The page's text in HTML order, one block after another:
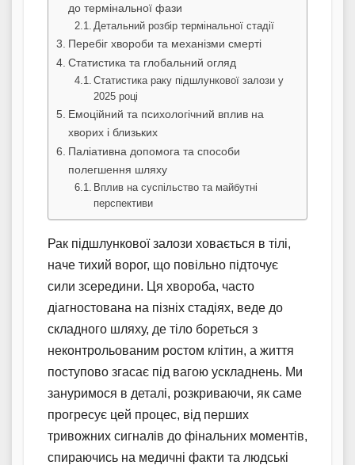
до термінальної фази
Детальний розбір термінальної стадії
Перебіг хвороби та механізми смерті
Статистика та глобальний огляд
Статистика раку підшлункової залози у
2025 році
Емоційний та психологічний вплив на
хворих і близьких
Паліативна допомога та способи
полегшення шляху
Вплив на суспільство та майбутні
перспективи
Рак підшлункової залози ховається в тілі,
наче тихий ворог, що повільно підточує
сили зсередини. Ця хвороба, часто
діагностована на пізніх стадіях, веде до
складного шляху, де тіло бореться з
неконтрольованим ростом клітин, а життя
поступово згасає під вагою ускладнень. Ми
зануримося в деталі, розкриваючи, як саме
прогресує цей процес, від перших
тривожних сигналів до фінальних моментів,
спираючись на медичні факти та людські